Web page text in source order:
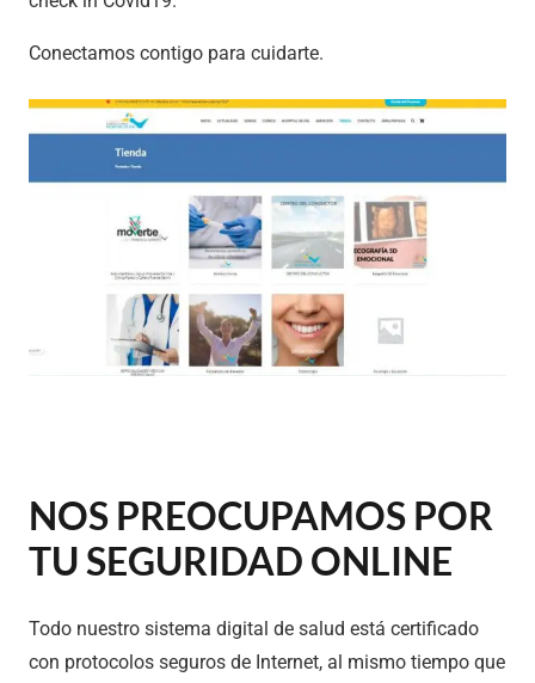
Conectamos contigo para cuidarte.
NOS PREOCUPAMOS POR
TU SEGURIDAD ONLINE
Todo nuestro sistema digital de salud está certificado
con protocolos seguros de Internet, al mismo tiempo que